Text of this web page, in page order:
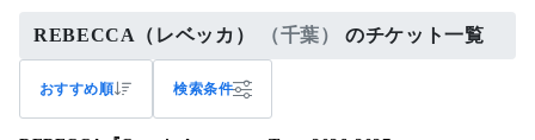
REBECCA（レベッカ） （千葉） のチケット一覧
おすすめ順 検索条件